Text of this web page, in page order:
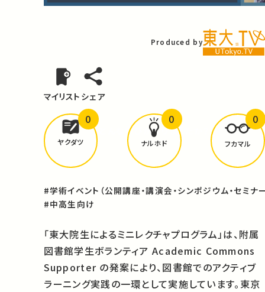
Produced by
マイリスト シェア
どんな学びがありましたか？
ヤクダツ
0
ナルホド
0
フカマル
0
#学術イベント（公開講座・講演会・シンポジウム・セミナ
#中高生向け
「東大院生によるミニレクチャプログラム」は、附属
図書館学生ボランティア Academic Commons
Supporter の発案により、図書館でのアクティブ
ラーニング実践の一環として実施しています。東京